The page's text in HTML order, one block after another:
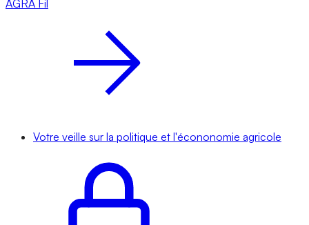
AGRA Fil
Votre veille sur la politique et l'écononomie agricole